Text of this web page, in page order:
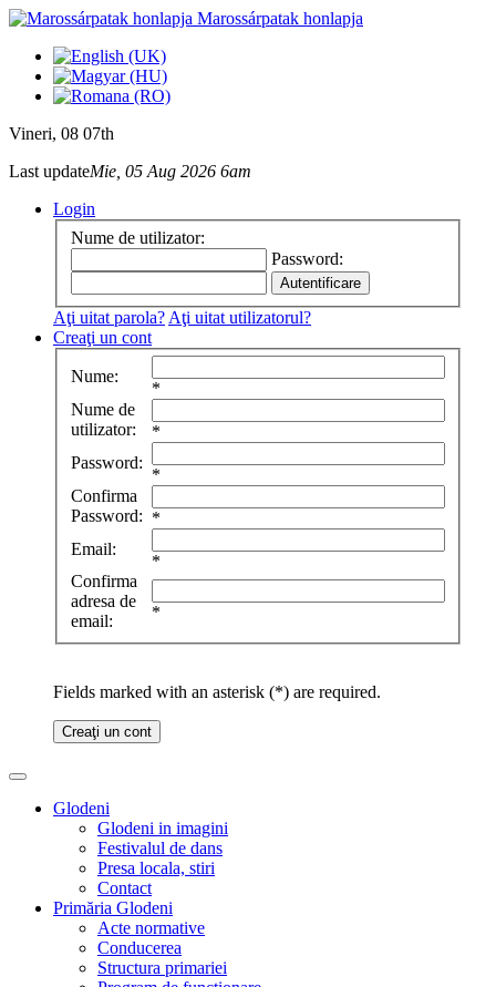
Marossárpatak honlapja
Vineri, 08 07th
Last updateMie, 05 Aug 2026 6am
Login
Nume de utilizator:
Password:
Aţi uitat parola? Aţi uitat utilizatorul?
Creaţi un cont
Nume:
*
Nume de
utilizator:
*
Password:
*
Confirma
Password: *
Email:
*
Confirma
adresa de
email:
*
Fields marked with an asterisk (*) are required.
Creaţi un cont
Glodeni
Glodeni in imagini
Festivalul de dans
Presa locala, stiri
Contact
Primăria Glodeni
Acte normative
Conducerea
Structura primariei